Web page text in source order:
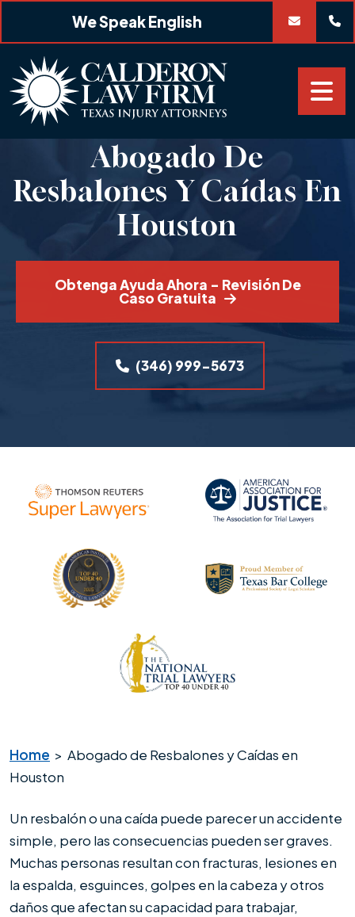
content
We Speak English
Abogado De
Resbalones Y Caídas En
Houston
Obtenga Ayuda Ahora - Revisión De
Caso Gratuita
(346) 999-5673
Home > Abogado de Resbalones y Caídas en
Houston
Un resbalón o una caída puede parecer un accidente
simple, pero las consecuencias pueden ser graves.
Muchas personas resultan con fracturas, lesiones en
la espalda, esguinces, golpes en la cabeza y otros
daños que afectan su capacidad para trabajar,